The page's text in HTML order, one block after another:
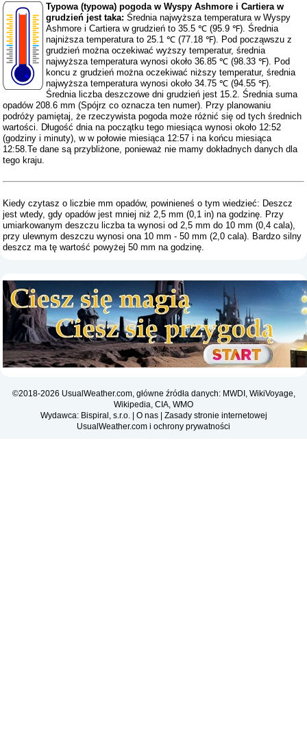
Typowa (typowa) pogoda w Wyspy Ashmore i Cartiera w
grudzień jest taka: Średnia najwyższa temperatura w Wyspy
Ashmore i Cartiera w grudzień to 35.5 ℃ (95.9 ℉). Średnia
najniższa temperatura to 25.1 ℃ (77.18 ℉). Pod począwszu z
grudzień można oczekiwać wyższy temperatur, średnia
najwyższa temperatura wynosi około 36.85 ℃ (98.33 ℉). Pod
koncu z grudzień można oczekiwać niższy temperatur, średnia
najwyższa temperatura wynosi około 34.75 ℃ (94.55 ℉).
Średnia liczba deszczowe dni grudzień jest 15.2. Średnia suma
opadów 208.6 mm (Spójrz co oznacza ten numer). Przy planowaniu
podróży pamiętaj, że rzeczywista pogoda może różnić się od tych średnich
wartości. Długość dnia na początku tego miesiąca wynosi około 12:52
(godziny i minuty), w w połowie miesiąca 12:57 i na końcu miesiąca
12:58.Te dane są przybliżone, ponieważ nie mamy dokładnych danych dla
tego kraju.
Kiedy czytasz o liczbie mm opadów, powinieneś o tym wiedzieć: Deszcz
jest wtedy, gdy opadów jest mniej niż 2,5 mm (0,1 in) na godzinę. Przy
umiarkowanym deszczu liczba ta wynosi od 2,5 mm do 10 mm (0,4 cala),
przy ulewnym deszczu wynosi ona 10 mm - 50 mm (2,0 cala). Bardzo silny
deszcz ma tę wartość powyżej 50 mm na godzinę.
©2018-2026 UsualWeather.com, główne źródła danych: MWDI, WikiVoyage,
Wikipedia, CIA, WMO
Wydawca: Bispiral, s.r.o. | O nas| Zasady stronie internetowej
UsualWeather.com i ochrony prywatności